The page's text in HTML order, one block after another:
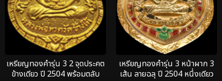
เหรียญทองคำรุ่น 3 2 จุดประคต
ข้างเดียว ปี 2504 พร้อมตลับ
เหรียญทองคำรุ่น 3 หน้าผาก 3
เส้น ลายฉลุ ปี 2504 หนึ่งเดียว